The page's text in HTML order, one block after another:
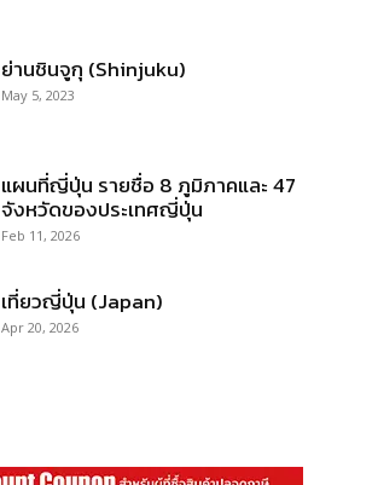
ย่านชินจูกุ (Shinjuku)
May 5, 2023
แผนที่ญี่ปุ่น รายชื่อ 8 ภูมิภาคและ 47
จังหวัดของประเทศญี่ปุ่น
Feb 11, 2026
เที่ยวญี่ปุ่น (Japan)
Apr 20, 2026